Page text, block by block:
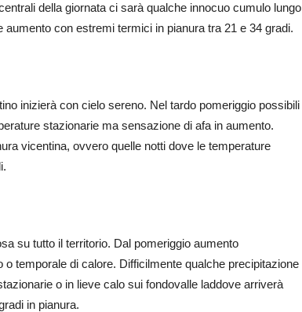
della giornata ci sarà qualche innocuo cumulo lungo
con estremi termici in pianura tra 21 e 34 gradi.
inizierà con cielo sereno. Nel tardo pomeriggio possibili
stazionarie ma sensazione di afa in aumento.
vicentina, ovvero quelle notti dove le temperature
su tutto il territorio. Dal pomeriggio aumento
o temporale di calore. Difficilmente qualche precipitazione
o in lieve calo sui fondovalle laddove arriverà
in pianura.